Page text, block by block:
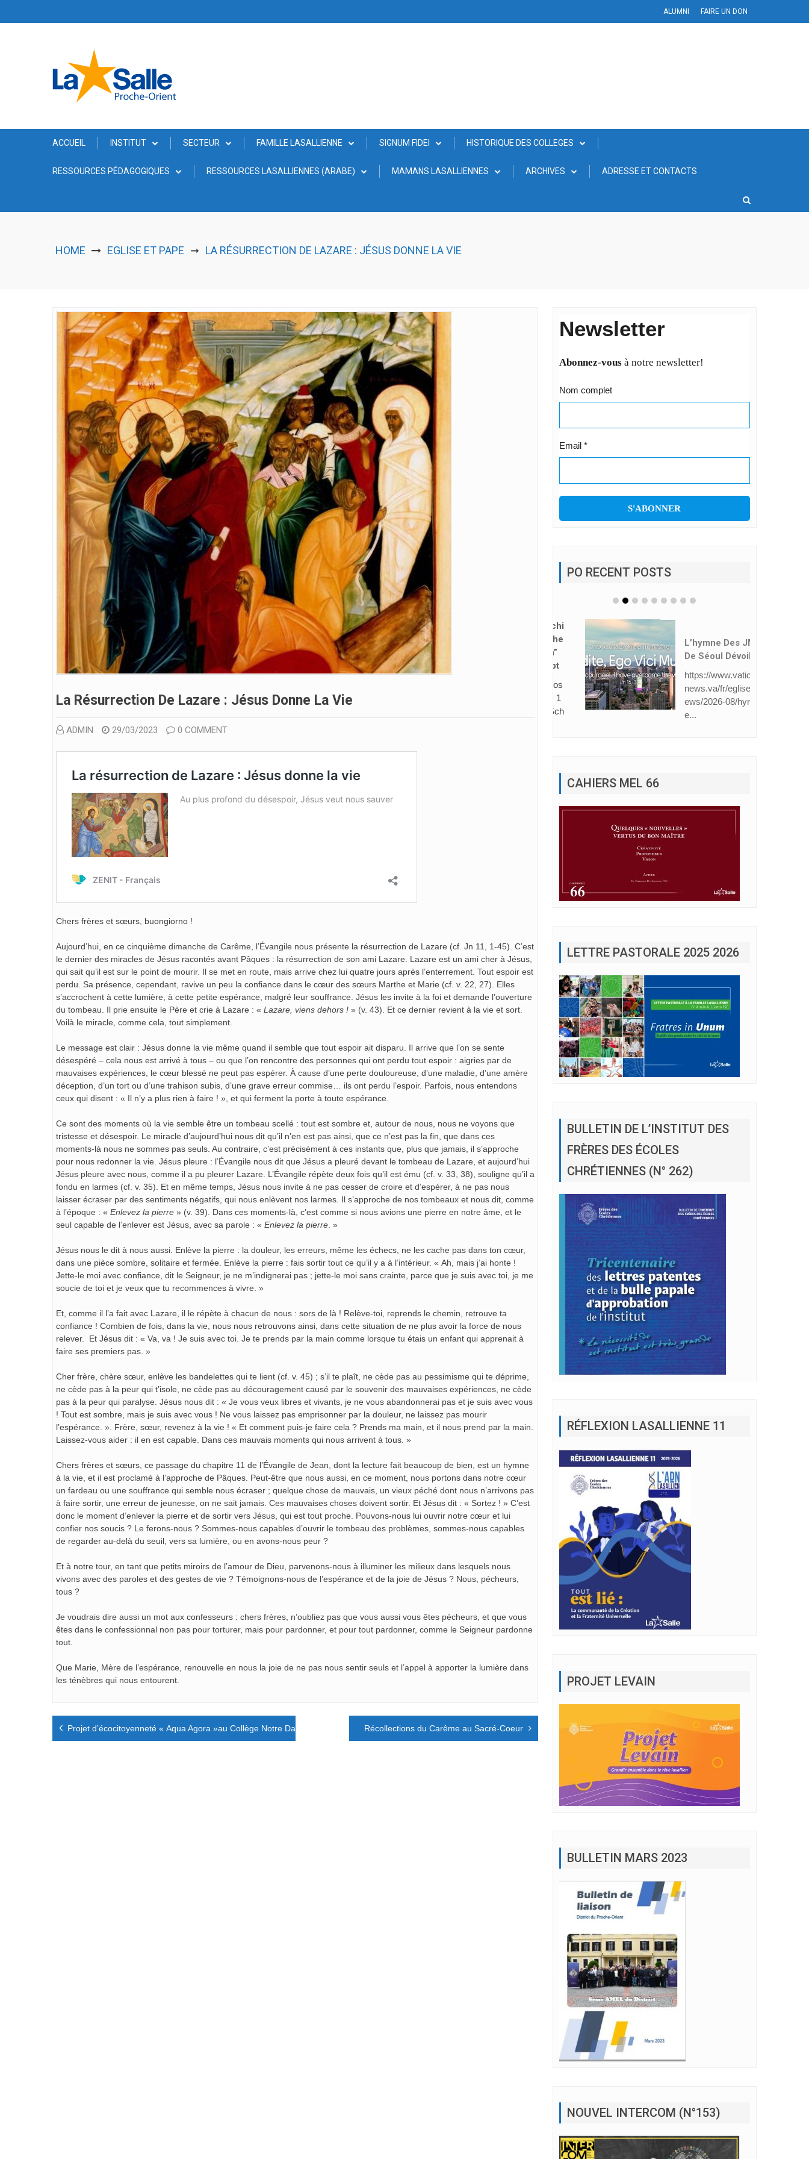
ALUMNI FAIRE UN DON
ACCUEIL INSTITUT SECTEUR FAMILLE LASALLIENNE SIGNUM FIDEI HISTORIQUE DES COLLEGES
RESSOURCES PÉDAGOGIQUES RESSOURCES LASALLIENNES (ARABE) MAMANS LASALLIENNES ARCHIVES ADRESSE ET CONTACTS
HOME EGLISE ET PAPE ➞ LA RÉSURRECTION DE LAZARE : JÉSUS DONNE LA VIE
La Résurrection De Lazare : Jésus Donne La Vie
ADMIN 29/03/2023 0 COMMENT
Chers frères et sœurs, buongiorno !
Aujourd’hui, en ce cinquième dimanche de Carême, l’Évangile nous présente la résurrection de Lazare (cf. Jn 11, 1-45). C’est
le dernier des miracles de Jésus racontés avant Pâques : la résurrection de son ami Lazare. Lazare est un ami cher à Jésus,
qui sait qu’il est sur le point de mourir. Il se met en route, mais arrive chez lui quatre jours après l’enterrement. Tout espoir est
perdu. Sa présence, cependant, ravive un peu la confiance dans le cœur des sœurs Marthe et Marie (cf. v. 22, 27). Elles
s’accrochent à cette lumière, à cette petite espérance, malgré leur souffrance. Jésus les invite à la foi et demande l’ouverture
du tombeau. Il prie ensuite le Père et crie à Lazare : « Lazare, viens dehors ! » (v. 43). Et ce dernier revient à la vie et sort.
Voilà le miracle, comme cela, tout simplement.
Le message est clair : Jésus donne la vie même quand il semble que tout espoir ait disparu. Il arrive que l’on se sente
désespéré – cela nous est arrivé à tous – ou que l’on rencontre des personnes qui ont perdu tout espoir : aigries par de
mauvaises expériences, le cœur blessé ne peut pas espérer. À cause d’une perte douloureuse, d’une maladie, d’une amère
déception, d’un tort ou d’une trahison subis, d’une grave erreur commise… ils ont perdu l’espoir. Parfois, nous entendons
ceux qui disent : « Il n’y a plus rien à faire ! », et qui ferment la porte à toute espérance.
Ce sont des moments où la vie semble être un tombeau scellé : tout est sombre et, autour de nous, nous ne voyons que
tristesse et désespoir. Le miracle d’aujourd’hui nous dit qu’il n’en est pas ainsi, que ce n’est pas la fin, que dans ces
moments-là nous ne sommes pas seuls. Au contraire, c’est précisément à ces instants que, plus que jamais, il s’approche
pour nous redonner la vie. Jésus pleure : l’Évangile nous dit que Jésus a pleuré devant le tombeau de Lazare, et aujourd’hui
Jésus pleure avec nous, comme il a pu pleurer Lazare. L’Évangile répète deux fois qu’il est ému (cf. v. 33, 38), souligne qu’il a
fondu en larmes (cf. v. 35). Et en même temps, Jésus nous invite à ne pas cesser de croire et d’espérer, à ne pas nous
laisser écraser par des sentiments négatifs, qui nous enlèvent nos larmes. Il s’approche de nos tombeaux et nous dit, comme
à l’époque : « Enlevez la pierre » (v. 39). Dans ces moments-là, c’est comme si nous avions une pierre en notre âme, et le
seul capable de l’enlever est Jésus, avec sa parole : « Enlevez la pierre . »
Jésus nous le dit à nous aussi. Enlève la pierre : la douleur, les erreurs, même les échecs, ne les cache pas dans ton cœur,
dans une pièce sombre, solitaire et fermée. Enlève la pierre : fais sortir tout ce qu’il y a à l’intérieur. « Ah, mais j’ai honte !
Jette-le moi avec confiance, dit le Seigneur, je ne m’indignerai pas ; jette-le moi sans crainte, parce que je suis avec toi, je me
soucie de toi et je veux que tu recommences à vivre. »
Et, comme il l’a fait avec Lazare, il le répète à chacun de nous : sors de là ! Relève-toi, reprends le chemin, retrouve ta
confiance ! Combien de fois, dans la vie, nous nous retrouvons ainsi, dans cette situation de ne plus avoir la force de nous
relever. Et Jésus dit : « Va, va ! Je suis avec toi. Je te prends par la main comme lorsque tu étais un enfant qui apprenait à
faire ses premiers pas. »
Cher frère, chère sœur, enlève les bandelettes qui te lient (cf. v. 45) ; s’il te plaît, ne cède pas au pessimisme qui te déprime,
ne cède pas à la peur qui t’isole, ne cède pas au découragement causé par le souvenir des mauvaises expériences, ne cède
pas à la peur qui paralyse. Jésus nous dit : « Je vous veux libres et vivants, je ne vous abandonnerai pas et je suis avec vous
! Tout est sombre, mais je suis avec vous ! Ne vous laissez pas emprisonner par la douleur, ne laissez pas mourir
l’espérance. ». Frère, sœur, revenez à la vie ! « Et comment puis-je faire cela ? Prends ma main, et il nous prend par la main.
Laissez-vous aider : il en est capable. Dans ces mauvais moments qui nous arrivent à tous. »
Chers frères et sœurs, ce passage du chapitre 11 de l’Évangile de Jean, dont la lecture fait beaucoup de bien, est un hymne
à la vie, et il est proclamé à l’approche de Pâques. Peut-être que nous aussi, en ce moment, nous portons dans notre cœur
un fardeau ou une souffrance qui semble nous écraser ; quelque chose de mauvais, un vieux péché dont nous n’arrivons pas
à faire sortir, une erreur de jeunesse, on ne sait jamais. Ces mauvaises choses doivent sortir. Et Jésus dit : « Sortez ! » C’est
donc le moment d’enlever la pierre et de sortir vers Jésus, qui est tout proche. Pouvons-nous lui ouvrir notre cœur et lui
confier nos soucis ? Le ferons-nous ? Sommes-nous capables d’ouvrir le tombeau des problèmes, sommes-nous capables
de regarder au-delà du seuil, vers sa lumière, ou en avons-nous peur ?
Et à notre tour, en tant que petits miroirs de l’amour de Dieu, parvenons-nous à illuminer les milieux dans lesquels nous
vivons avec des paroles et des gestes de vie ? Témoignons-nous de l’espérance et de la joie de Jésus ? Nous, pécheurs,
tous ?
Je voudrais dire aussi un mot aux confesseurs : chers frères, n’oubliez pas que vous aussi vous êtes pécheurs, et que vous
êtes dans le confessionnal non pas pour torturer, mais pour pardonner, et pour tout pardonner, comme le Seigneur pardonne
tout.
Que Marie, Mère de l’espérance, renouvelle en nous la joie de ne pas nous sentir seuls et l’appel à apporter la lumière dans
les ténèbres qui nous entourent.
Navigation
de
Projet d’écocitoyenneté « Aqua Agora »au Collège Notre Dame Récollections du Carême au Sacré-Coeur
Newsletter
Abonnez-vousà notre newsletter!
Nom complet
Email *
PO RECENT POSTS
De Séoul Dévoilé
https://www.vatican
news.va/fr/eglise/n
ews/2026-08/hymn
e...
FRÈRES DES ÉCOLES
CHRÉTIENNES (N° 262)